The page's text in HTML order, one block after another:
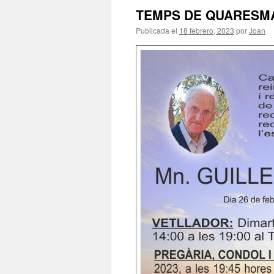
TEMPS DE
Publicada el 18 febrero, 2023 porJoan